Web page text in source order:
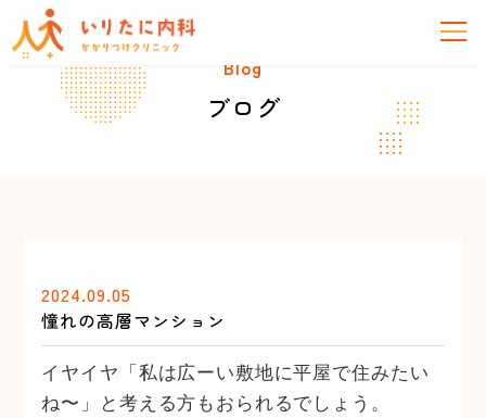
Blog
ブログ
2024.09.05
憧れの高層マンション
イヤイヤ「私は広ーい敷地に平屋で住みたい
ね〜」と考える方もおられるでしょう。